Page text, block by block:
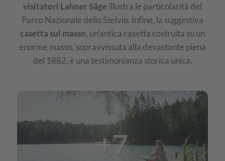
visitatori Lahner Säge illustra le particolarità del
Parco Nazionale dello Stelvio. Infine, la suggestiva
casetta sul masso, un’antica casetta costruita su un
enorme masso, sopravvissuta alla devastante piena
del 1882, è una testimonianza storica unica.
Val
d’Ultimo
+7